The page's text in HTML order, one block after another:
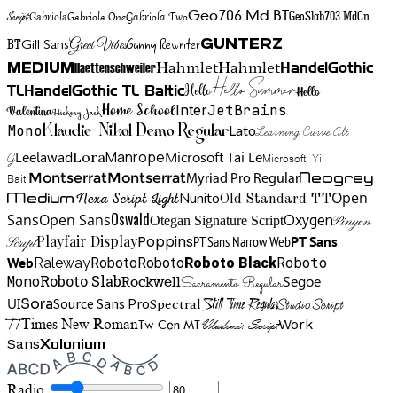
ScriptGabriolaGabriola OneGabriola TwoGeo706 Md BTGeoSlab703 MdCn
BTGill SansGreat VibesGunny RewriterGunterz
Medium HaettenschweilerHahmletHahmletHandelGothic
TLHandelGothic TL BalticHelloHello SummerHello
ValentinaHickory JackHome SchoolInterJetBrains
MonoKlaudie Nikol Demo RegularLatoLearning Curve Alt
GLeelawadLoraManropeMicrosoft Tai LeMicrosoft Yi
BaitiMontserratMontserratMyriad Pro RegularNeogrey
MediumNexa Script LightNunitoOld Standard TTOpen
SansOpen SansOswaldOtegan Signature ScriptOxygenPinyon
ScriptPlayfair DisplayPoppinsPT Sans Narrow WebPT Sans
WebRalewayRobotoRobotoRoboto BlackRoboto
MonoRoboto SlabRockwellSacramento RegularSegoe
UISoraSource Sans ProSpectralStill Time RegularStudio Script
TTTimes New RomanTw Cen MTVladimir ScriptWork
SansXolonium